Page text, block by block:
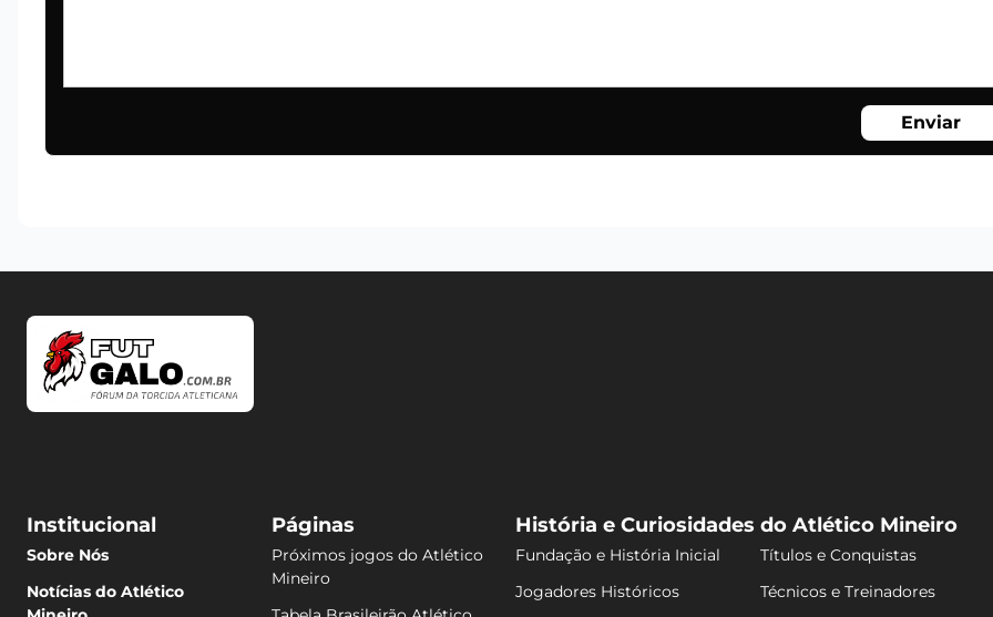
Enviar
Institucional
Sobre Nós
Notícias do Atlético
Páginas
Próximos jogos do Atlético
Mineiro
História e Curiosidades do Atlético Mineiro
Fundação e História Inicial
Títulos e Conquistas
Jogadores Históricos
Técnicos e Treinadores